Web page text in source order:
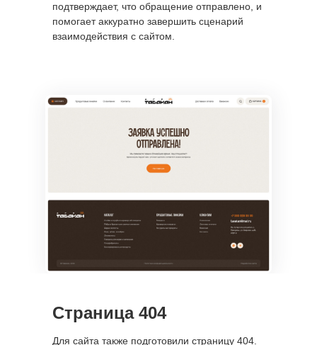
подтверждает, что обращение отправлено, и
помогает аккуратно завершить сценарий
взаимодействия с сайтом.
Для сайта также подготовили страницу 404.
Страница 404
Заказать звонок
info@nechaevstudio.ru